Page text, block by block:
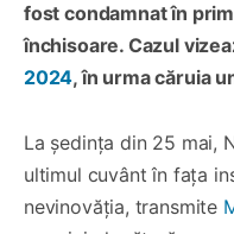
fost condamnat în
închisoare. Cazul
2024, în urma căruia
La ședința din 25 mai,
ultimul cuvânt în fața
nevinovăția, transmite